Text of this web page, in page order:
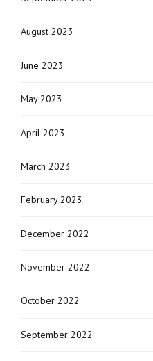
August 2023
June 2023
May 2023
April 2023
March 2023
February 2023
December 2022
November 2022
October 2022
September 2022